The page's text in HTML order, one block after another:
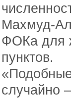
Махмуд-
ФОКа для
пунктов.
случайно